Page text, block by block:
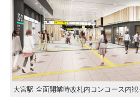
大宮駅 全面開業時改札内コンコース内観